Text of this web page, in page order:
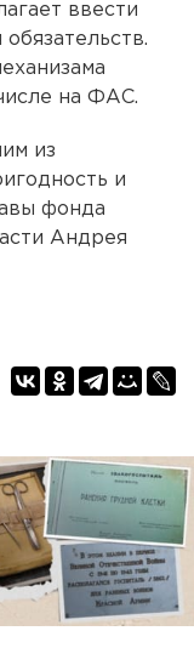
ввести
на ФАС.
из
и
фонда
Андрея